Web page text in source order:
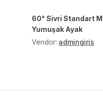
60° Sivri Standart
Yumuşak Ayak
Vendor: admingiris